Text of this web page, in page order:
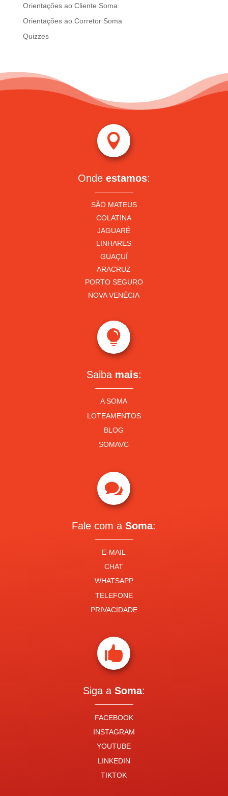
n
k
Orientações ao Cliente Soma
Orientações ao Corretor Soma
Quizzes

Onde estamos:
SÃO MATEUS
COLATINA
JAGUARÉ
LINHARES
GUAÇUÍ
ARACRUZ
PORTO SEGURO
NOVA VENÉCIA

Saiba mais:
A SOMA
LOTEAMENTOS
BLOG
SOMAVC

Fale com aSoma:
E-MAIL
CHAT
WHATSAPP
TELEFONE
PRIVACIDADE

Siga a Soma:
FACEBOOK
INSTAGRAM
YOUTUBE
LINKEDIN
TIKTOK